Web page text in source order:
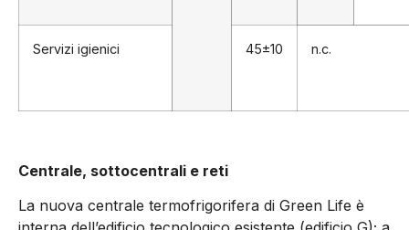
Servizi igienici 45±10 n.c.
Centrale, sottocentrali e reti
La nuova centrale termofrigorifera di Green Life è